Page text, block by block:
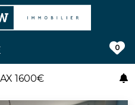
0
1600€